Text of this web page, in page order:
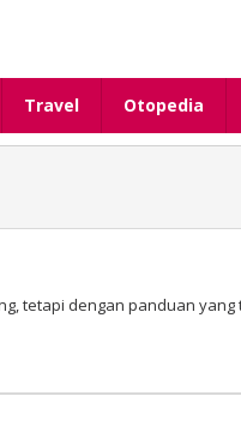
Travel Otopedia
tetapi dengan panduan yang